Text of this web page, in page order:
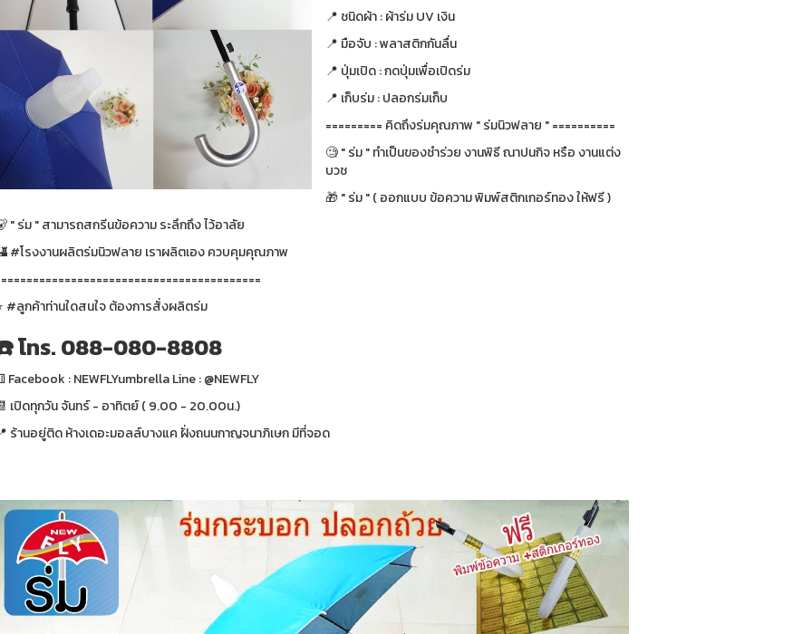
📍 ชนิดผ้า : ผ้าร่ม UV เงิน
📍 มือจับ : พลาสติกกันลื่น
📍 ปุ่มเปิด : กดปุ่มเพื่อเปิดร่ม
📍 เก็บร่ม : ปลอกร่มเก็บ
========= คิดถึงร่มคุณภาพ " ร่มนิวฟลาย " ==========
🧐 " ร่ม " ทำเป็นของชำร่วย งานพิธี ณาปนกิจ หรือ งานแต่ง
บวช
🎁 " ร่ม " ( ออกแบบ ข้อความ พิมพ์สติกเกอร์ทอง ให้ฟรี )
" ร่ม " สามารถสกรีนข้อความ ระลึกถึง ไว้อาลัย
#โรงงานผลิตร่มนิวฟลาย เราผลิตเอง ควบคุมคุณภาพ
#ลูกค้าท่านใดสนใจ ต้องการสั่งผลิตร่ม
โทร. 088-080-8808
Facebook : NEWFLYumbrella Line : @NEWFLY
เปิดทุกวัน จันทร์ - อาทิตย์ ( 9.00 - 20.00น.)
ร้านอยู่ติด ห้างเดอะมอลล์บางแค ฝั่งถนนกาญจนาภิเษก มีที่จอด